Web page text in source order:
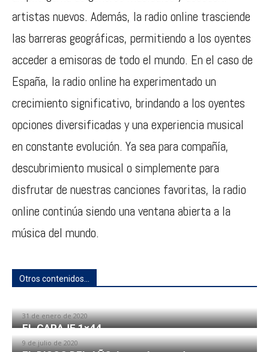
artistas nuevos. Además, la radio online trasciende
las barreras geográficas, permitiendo a los oyentes
acceder a emisoras de todo el mundo. En el caso de
España, la radio online ha experimentado un
crecimiento significativo, brindando a los oyentes
opciones diversificadas y una experiencia musical
en constante evolución. Ya sea para compañía,
descubrimiento musical o simplemente para
disfrutar de nuestras canciones favoritas, la radio
online continúa siendo una ventana abierta a la
música del mundo.
Otros contenidos...
31 de enero de 2020
EL GARAJE 1×44
9 de julio de 2020